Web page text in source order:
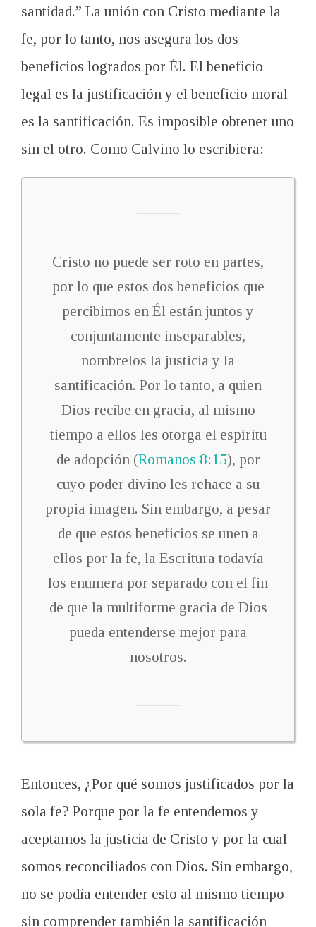
santidad.” La unión con Cristo mediante la
fe, por lo tanto, nos asegura los dos
beneficios logrados por Él. El beneficio
legal es la justificación y el beneficio moral
es la santificación. Es imposible obtener uno
sin el otro. Como Calvino lo escribiera:
Cristo no puede ser roto en partes,
por lo que estos dos beneficios que
percibimos en Él están juntos y
conjuntamente inseparables,
nombrelos la justicia y la
santificación. Por lo tanto, a quien
Dios recibe en gracia, al mismo
tiempo a ellos les otorga el espíritu
de adopción (Romanos 8:15), por
cuyo poder divino les rehace a su
propia imagen. Sin embargo, a pesar
de que estos beneficios se unen a
ellos por la fe, la Escritura todavía
los enumera por separado con el fin
de que la multiforme gracia de Dios
pueda entenderse mejor para
nosotros.
Entonces, ¿Por qué somos justificados por la
sola fe? Porque por la fe entendemos y
aceptamos la justicia de Cristo y por la cual
somos reconciliados con Dios. Sin embargo,
no se podía entender esto al mismo tiempo
sin comprender también la santificación